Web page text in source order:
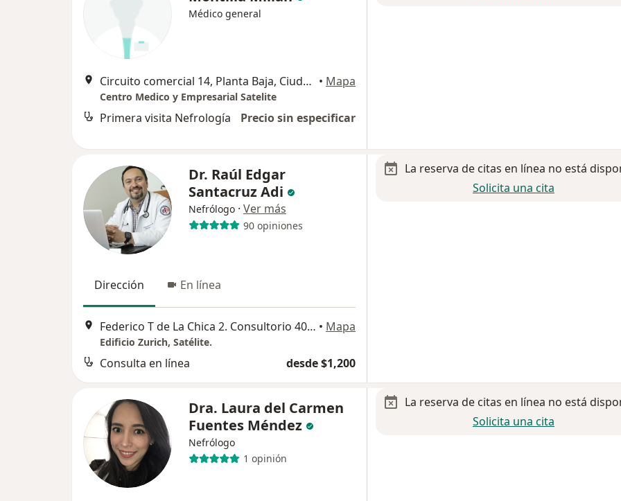
Médico general
Circuito comercial 14, Planta Baja, Ciudad Satélite, C.P. 53100 Naucalpan, Estado de México, Ciudad López Mateos • Mapa
Centro Medico y Empresarial Satelite
Primera visita Nefrología Precio sin especificar
Dr. Raúl Edgar
Santacruz Adi
Nefrólogo · Ver más
90 opiniones
Dirección En línea
Federico T de La Chica 2. Consultorio 401. Edificio Zurich, Naucalpan de Juárez • Mapa
Edificio Zurich, Satélite.
Consulta en línea desde $1,200
La reserva de citas en línea no está
Solicita una cita
Dra. Laura del Carmen
Fuentes Méndez
Nefrólogo
1 opinión
La reserva de citas en línea no está
Solicita una cita